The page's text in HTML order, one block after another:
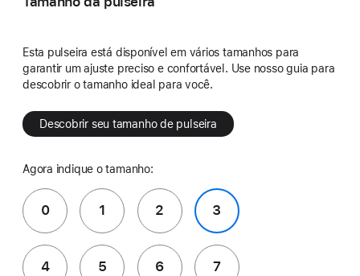
Esta pulseira está disponível em vários tamanhos para
garantir um ajuste preciso e confortável. Use nosso guia para
descobrir o tamanho ideal para você.
Descobrir seu tamanho de pulseira
Agora indique o tamanho:
0 1 2 3
4 5 6 7